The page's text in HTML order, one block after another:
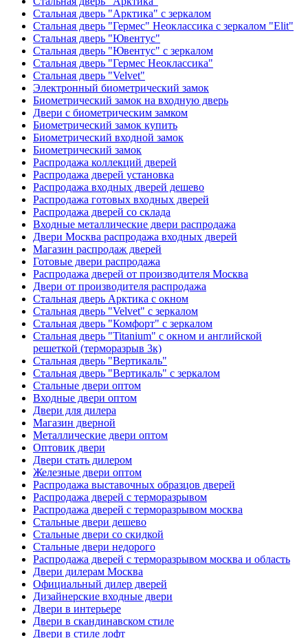
Стальная дверь "Арктика" с зеркалом
Стальная дверь "Гермес" Неоклассика с зеркалом "Elit"
Стальная дверь "Ювентус"
Стальная дверь "Ювентус" с зеркалом
Стальная дверь "Гермес Неоклассика"
Стальная дверь "Velvet"
Электронный биометрический замок
Биометрический замок на входную дверь
Двери с биометрическим замком
Биометрический замок купить
Биометрический входной замок
Биометрический замок
Распродажа коллекций дверей
Распродажа дверей установка
Распродажа входных дверей дешево
Распродажа готовых входных дверей
Распродажа дверей со склада
Входные металлические двери распродажа
Двери Москва распродажа входных дверей
Магазин распродаж дверей
Готовые двери распродажа
Распродажа дверей от производителя Москва
Двери от производителя распродажа
Стальная дверь Арктика с окном
Стальная дверь "Velvet" с зеркалом
Стальная дверь "Комфорт" с зеркалом
Стальная дверь "Titanium" с окном и английской
решеткой (терморазрыв 3к)
Стальная дверь "Вертикаль"
Стальная дверь "Вертикаль" с зеркалом
Стальные двери оптом
Входные двери оптом
Двери для дилера
Магазин дверной
Металлические двери оптом
Оптовик двери
Двери стать дилером
Железные двери оптом
Распродажа выставочных образцов дверей
Распродажа дверей с терморазрывом
Распродажа дверей с терморазрывом москва
Стальные двери дешево
Стальные двери со скидкой
Стальные двери недорого
Распродажа дверей с терморазрывом москва и область
Двери дилерам Москва
Официальный дилер дверей
Дизайнерские входные двери
Двери в интерьере
Двери в скандинавском стиле
Двери в стиле лофт